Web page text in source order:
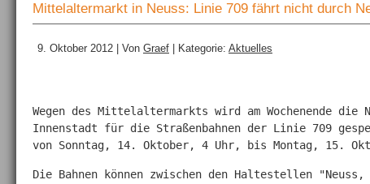
Mittelaltermarkt in Neuss: Linie 709 fährt nicht durch
9. Oktober 2012 | Von Graef | Kategorie: Aktuelles
Wegen des Mittelaltermarkts wird am Wochenende die
Innenstadt für die Straßenbahnen der Linie 709
von Sonntag, 14. Oktober, 4 Uhr, bis Montag, 15.
Die Bahnen können zwischen den Haltestellen